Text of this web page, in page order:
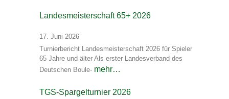
Landesmeisterschaft 65+ 2026
17. Juni 2026
Turnierbericht Landesmeisterschaft 2026 für Spieler
65 Jahre und älter Als erster Landesverband des
Deutschen Boule- mehr…
TGS-Spargelturnier 2026